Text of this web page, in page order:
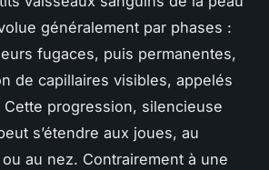
généralement par phases :
fugaces, puis permanentes,
de capillaires visibles, appelés
progression, silencieuse
s’étendre aux joues, au
au nez. Contrairement à une